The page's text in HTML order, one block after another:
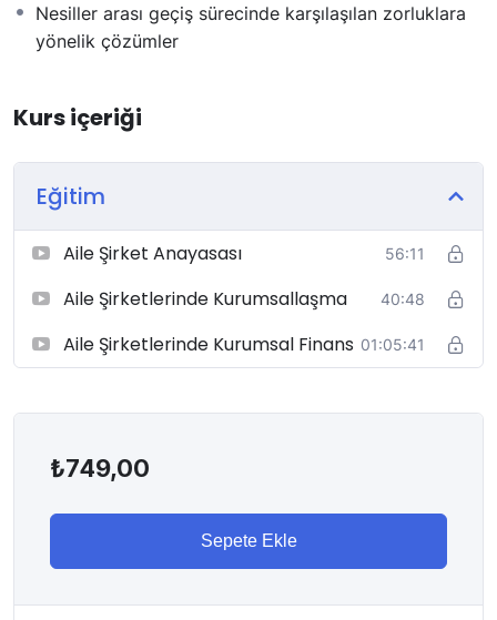
kurumsallaşma ve sürdürülebilirlik için kapsamlı bir
vizyon kazanacak ve
almaya hak kazanacaktır.
Nesiller arası geçiş sürecinde karşılaşılan zorluklara
yönelik çözümler
Kurs içeriği
Eğitim
Aile Şirket Anayasası 56:11
Aile Şirketlerinde Kurumsallaşma 40:48
Aile Şirketlerinde Kurumsal Finans 01:05:41
₺749,00
Sepete Ekle